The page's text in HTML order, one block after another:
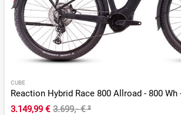
CUBE
Reaction Hybrid Race 800 Allroad - 800 Wh
3.149,99 € 3.699,- €²